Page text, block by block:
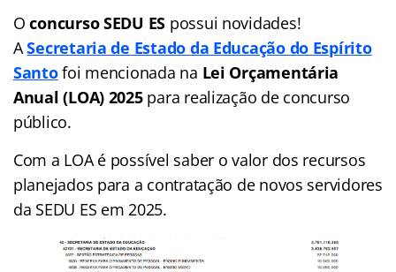
Oconcurso SEDU ES possui novidades!
ASecretaria de Estado da Educação do Espírito
Santofoi mencionada na Lei Orçamentária
Anual (LOA) 2025para realização de concurso
público.
Com a LOA é possível saber o valor dos recursos
planejados para a contratação de novos servidores
da SEDU ES em 2025.